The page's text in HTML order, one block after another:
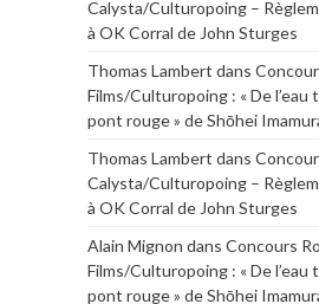
Calysta/Culturopoing –
à OK Corral de John Sturges
Thomas Lambert dans
Films/Culturopoing : « De l’eau
pont rouge » de Shōhei
Thomas Lambert dans
Calysta/Culturopoing –
à OK Corral de John Sturges
Alain Mignon dans Concours
Films/Culturopoing : « De l’eau
pont rouge » de Shōhei